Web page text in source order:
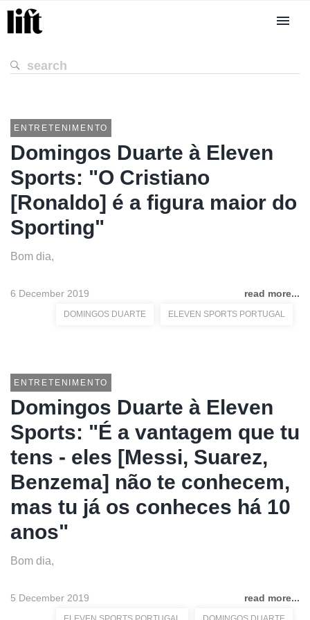
ENTRETENIMENTO
Domingos Duarte à Eleven
Sports: "O Cristiano
[Ronaldo] é a figura maior do
Sporting"
Bom dia,
6 December 2019 read more...
DOMINGOS DUARTE ELEVEN SPORTS PORTUGAL
ENTRETENIMENTO
Domingos Duarte à Eleven
Sports: "É a vantagem que tu
tens - eles [Messi, Suarez,
Benzema] não te conhecem,
mas tu já os conheces há 10
anos"
Bom dia,
5 December 2019 read more...